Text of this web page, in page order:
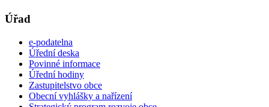
Úřad
e-podatelna
Úřední deska
Povinné informace
Úřední hodiny
Zastupitelstvo obce
Obecní vyhlášky a nařízení